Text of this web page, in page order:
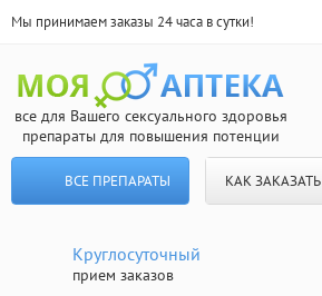
Мы принимаем заказы 24 часа в сутки!
все для Вашего сексуального здоровья
препараты для повышения потенции
ВСЕ ПРЕПАРАТЫ КАК ЗАКАЗАТЬ
Круглосуточный
прием заказов